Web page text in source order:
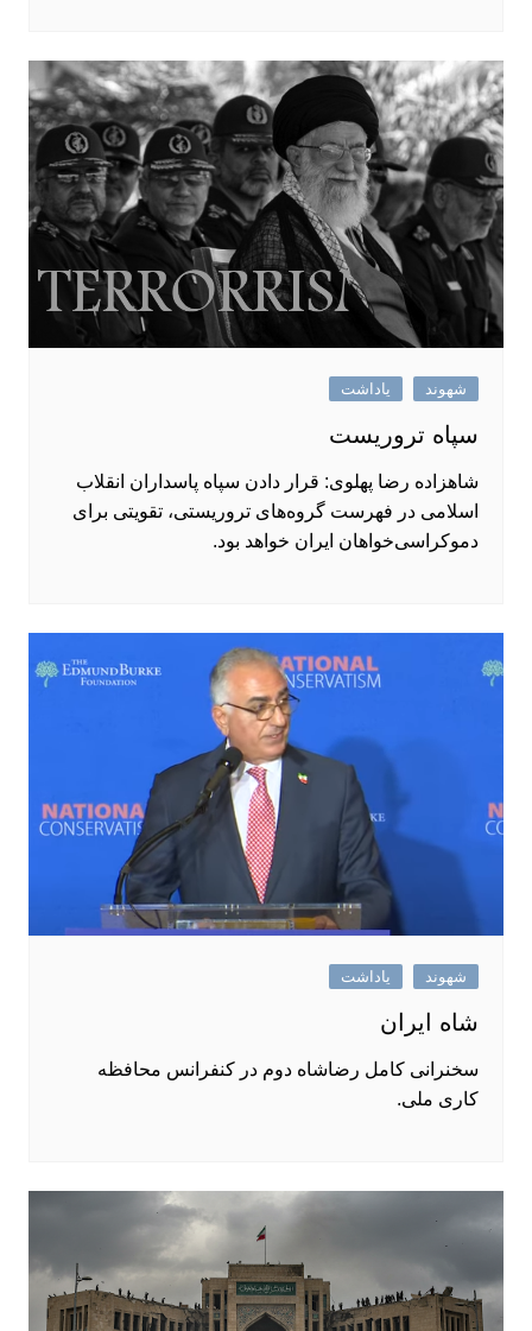
شهوند یاداشت
سپاه تروریست
شاهزاده رضا پهلوی: قرار دادن سپاه پاسداران انقلاب
اسلامی در فهرست گروه‌های تروریستی، تقویتی برای
دموکراسی‌خواهان ایران خواهد بود.
شهوند یاداشت
شاه ایران
سخنرانی کامل رضاشاه دوم در کنفرانس محافظه
کاری ملی.